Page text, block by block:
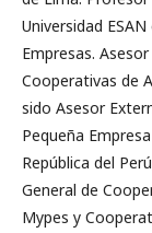
Universidad
Empresas.
Cooperativas de
sido Asesor
Pequeña
República del
General de
Mypes y